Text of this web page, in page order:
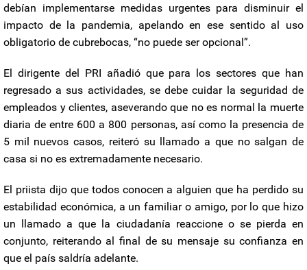
debían implementarse medidas urgentes para disminuir el
impacto de la pandemia, apelando en ese sentido al uso
obligatorio de cubrebocas, “no puede ser opcional”.
El dirigente del PRI añadió que para los sectores que han
regresado a sus actividades, se debe cuidar la seguridad de
empleados y clientes, aseverando que no es normal la muerte
diaria de entre 600 a 800 personas, así como la presencia de
5 mil nuevos casos, reiteró su llamado a que no salgan de
casa si no es extremadamente necesario.
El priista dijo que todos conocen a alguien que ha perdido su
estabilidad económica, a un familiar o amigo, por lo que hizo
un llamado a que la ciudadanía reaccione o se pierda en
conjunto, reiterando al final de su mensaje su confianza en
que el país saldría adelante.